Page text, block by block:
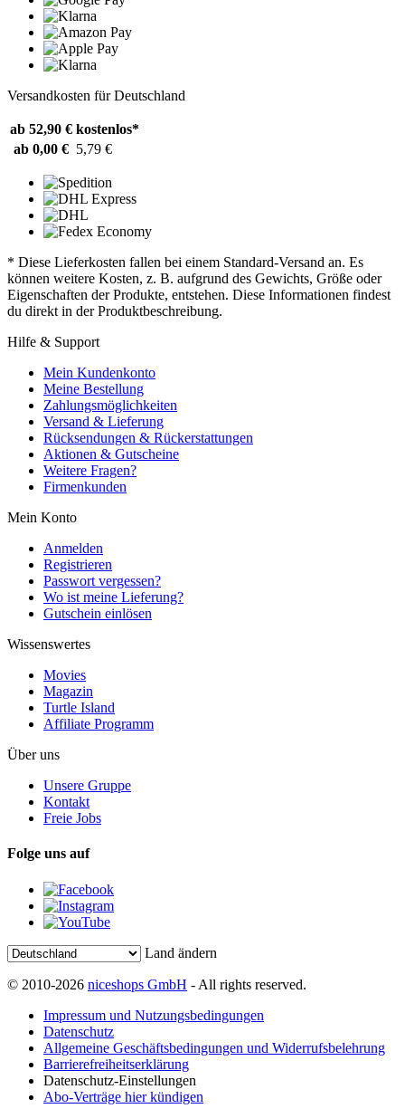
Versandkosten für Deutschland
ab 52,90 € kostenlos*
ab 0,00 € 5,79 €
* Diese Lieferkosten fallen bei einem Standard-Versand an. Es
können weitere Kosten, z. B. aufgrund des Gewichts, Größe oder
Eigenschaften der Produkte, entstehen. Diese Informationen findest
du direkt in der Produktbeschreibung.
Hilfe & Support
Mein Kundenkonto
Meine Bestellung
Zahlungsmöglichkeiten
Versand & Lieferung
Rücksendungen & Rückerstattungen
Aktionen & Gutscheine
Weitere Fragen?
Firmenkunden
Mein Konto
Anmelden
Registrieren
Passwort vergessen?
Wo ist meine Lieferung?
Gutschein einlösen
Wissenswertes
Movies
Magazin
Turtle Island
Affiliate Programm
Über uns
Unsere Gruppe
Kontakt
Freie Jobs
Folge uns auf
Land ändern
© 2010-2026 niceshops GmbH - All rights reserved.
Impressum und Nutzungsbedingungen
Datenschutz
Allgemeine Geschäftsbedingungen und Widerrufsbelehrung
Barrierefreiheitserklärung
Datenschutz-Einstellungen
Abo-Verträge hier kündigen